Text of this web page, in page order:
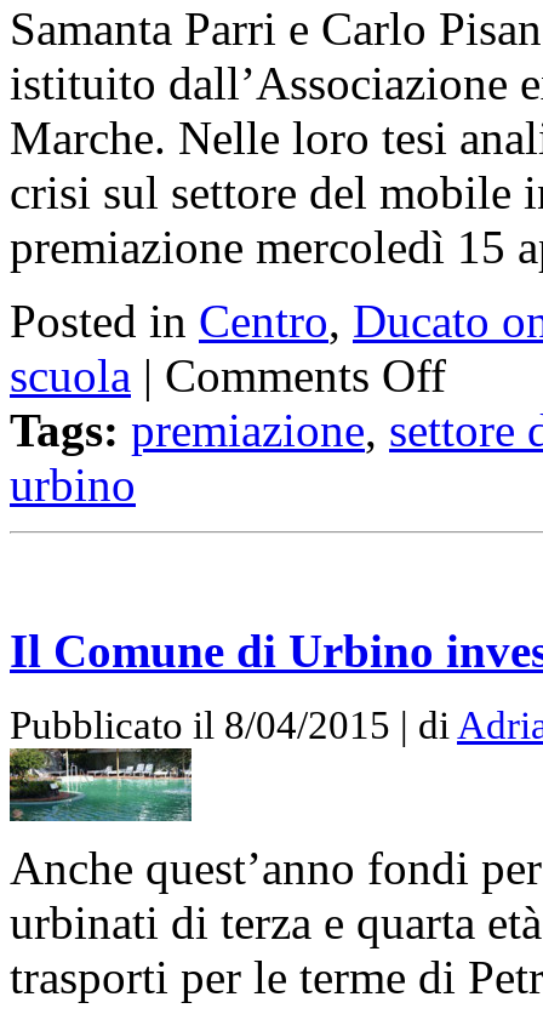
Samanta Parri e Carlo
istituito dall’Associazione
Marche. Nelle loro tesi
crisi sul settore del mobile
premiazione mercoledì 15
Posted in Centro, Ducato
scuola | Comments Off
Tags: premiazione, settore
urbino
Il Comune di Urbino
Pubblicato il 8/04/2015 | di
Anche quest’anno fondi
urbinati di terza e quarta
trasporti per le terme di